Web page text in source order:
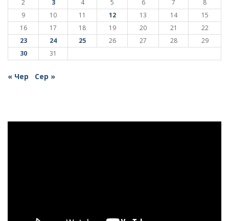
2
3 4 5 6 7
8
9
10 11 12 13 14
15
16
17 18 19 20 21
22
23
24 25 26 27 28
29
30
31
« Чер Сер »